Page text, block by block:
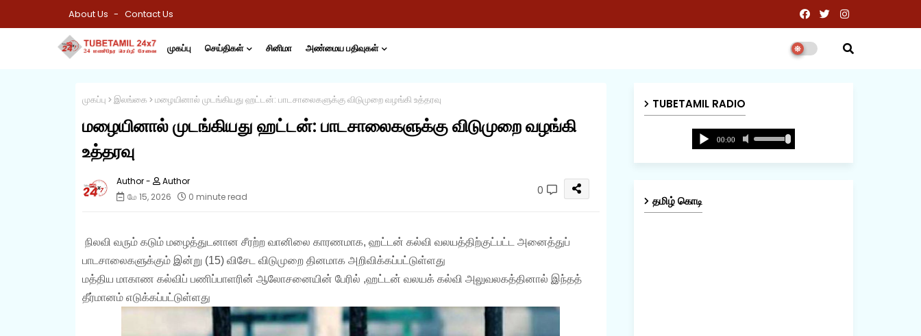
About Us Contact Us
முகப்பு செய்திகள் சினிமா அண்மைய பதிவுகள்
முகப்பு இலங்கை மழையினால் முடங்கியது ஹட்டன்: பாடசாலைகளுக்கு விடுமுறை வழங்கி உத்தரவு
மழையினால் முடங்கியது ஹட்டன்: பாடசாலைகளுக்கு விடுமுறை வழங்கி
உத்தரவு
Author
மே 15, 2026
0 minute read 0
நிலவி வரும் கடும் மழைத்துடனான சீரற்ற வானிலை காரணமாக, ஹட்டன் கல்வி வலயத்திற்குட்பட்ட அனைத்துப்
பாடசாலைகளுக்கும் இன்று (15) விசேட விடுமுறை தினமாக அறிவிக்கப்பட்டுள்ளது
மத்திய மாகாண கல்விப் பணிப்பாளரின் ஆலோசனையின் பேரில் ,ஹட்டன் வலயக் கல்வி அலுவலகத்தினால் இந்தத்
தீர்மானம் எடுக்கப்பட்டுள்ளது
TUBETAMIL RADIO
தமிழ் கொடி